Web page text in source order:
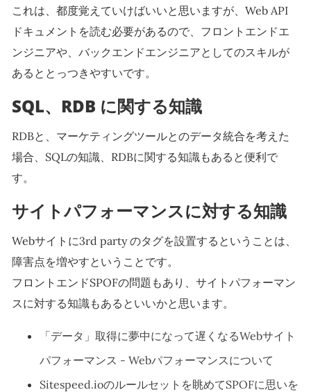
これは、都度覚えていけばいいと思いますが、Web API
ドキュメントを読む必要があるので、フロントエンドエ
ンジニアや、バックエンドエンジニアとしてのスキルが
あるととっつきやすいです。
SQL、RDB に関する知識
RDBと、マーケティングツールとのデータ統合を考えた
場合、SQLの知識、RDBに関する知識もあると便利で
す。
サイトパフォーマンスに対する知識
Webサイトに3rd party のタグを設置するということは、
障害点を増やすということです。
フロントエンドSPOFの問題もあり、サイトパフォーマン
スに対する知識もあるといいかと思います。
「データ」取得に夢中になって遅くなるWebサイト
パフォーマンス - Webパフォーマンスについて
Sitespeed.ioのルールセットを眺めてSPOFに思いを